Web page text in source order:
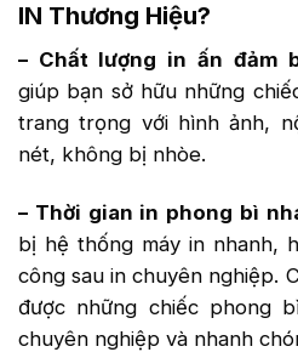
IN Thương Hiệu?
– Chất lượng in ấn đảm
giúp bạn sở hữu những
trang trọng với hình ảnh,
nét, không bị nhòe.
– Thời gian in phong bì
bị hệ thống máy in nhanh,
công sau in chuyên nghiệp.
được những chiếc phong
chuyên nghiệp và nhanh